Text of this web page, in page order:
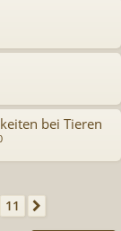
bei Tieren
11